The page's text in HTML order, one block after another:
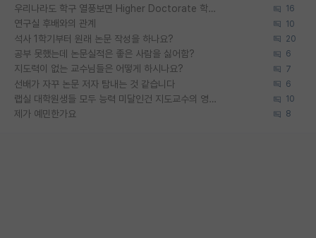
우리나라도 학구 열풍보면 Higher Doctorate 학위가 필요하다고 봅니다. 16
연구실 후배와의 관계 10
석사 1학기부터 원래 논문 작성을 하나요? 20
공부 못했는데 논문실적은 좋은 사람을 싫어함? 6
지도력이 없는 교수님들은 어떻게 하시나요? 7
선배가 자꾸 논문 저자 탐내는 것 같습니다 6
랩실 대학원생들 모두 능력 미달인건 지도교수의 영향 아닌가? 10
제가 예민한가요 8